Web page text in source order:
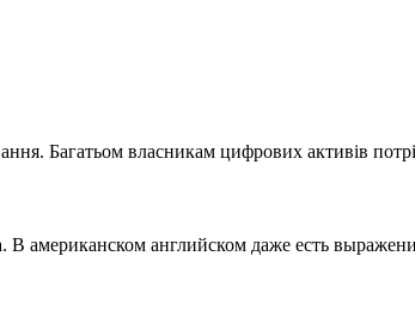
Багатьом власникам цифрових активів
английском даже есть